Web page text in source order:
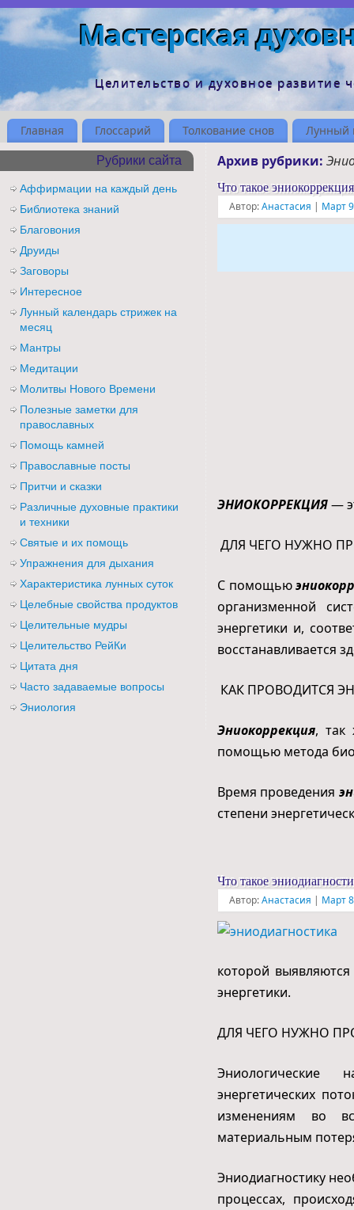
Мастерская
Целительство и духовное развитие
Главная Глоссарий Толкование снов Лунный
Архив рубрики:
Что такое
Автор:Анастасия | Март
ЭНИОКОРРЕКЦИЯ—
ДЛЯ ЧЕГО НУЖНО
С помощью
организменной
энергетики и,
восстанавливается
КАК ПРОВОДИТСЯ
Эниокоррекция, так
помощью метода
Время проведения
степени
Что такое
Автор:Анастасия | Март
которой
энергетики.
ДЛЯ ЧЕГО НУЖНО
Эниологические
энергетических
изменениям во
материальным
Эниодиагностику
процессах,
Рубрики сайта
Аффирмации на каждый день
Библиотека знаний
Благовония
Друиды
Заговоры
Интересное
Лунный календарь стрижек на
месяц
Мантры
Медитации
Молитвы Нового Времени
Полезные заметки для
православных
Помощь камней
Православные посты
Притчи и сказки
Различные духовные практики
и техники
Святые и их помощь
Упражнения для дыхания
Характеристика лунных суток
Целебные свойства продуктов
Целительные мудры
Целительство РейКи
Цитата дня
Часто задаваемые вопросы
Эниология